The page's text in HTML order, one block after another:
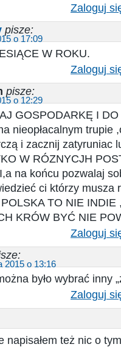
Zaloguj
pisze:
o 17:09
W ROKU.
Zaloguj
pisze:
o 12:29
GOSPODARKĘ I
nieopłacalnym trupie
i zacznij zatyruniac
W RÓZNYCJH
na końcu pozwalaj
ci którzy musza
TO NIE INDIE
KRÓW BYĆ NIE
Zaloguj
2015 o 13:16
było wybrać inny
Zaloguj
napisałem też nic o